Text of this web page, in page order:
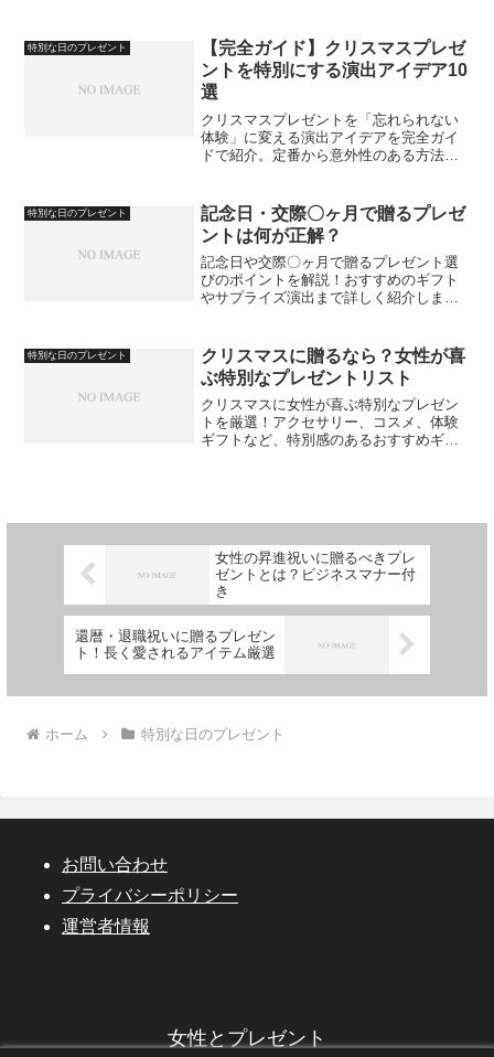
特別な日のプレゼント
【完全ガイド】クリスマスプレゼ
ントを特別にする演出アイデア10
選
クリスマスプレゼントを「忘れられない
体験」に変える演出アイデアを完全ガイ
ドで紹介。定番から意外性のある方法ま
特別な日のプレゼント
記念日・交際〇ヶ月で贈るプレゼ
ントは何が正解？
記念日や交際〇ヶ月で贈るプレゼント選
びのポイントを解説！おすすめのギフト
やサプライズ演出まで詳しく紹介しま
特別な日のプレゼント
クリスマスに贈るなら？女性が喜
ぶ特別なプレゼントリスト
クリスマスに女性が喜ぶ特別なプレゼン
トを厳選！アクセサリー、コスメ、体験
ギフトなど、特別感のあるおすすめギフ
女性の昇進祝いに贈るべきプレ
ゼントとは？ビジネスマナー付
き
還暦・退職祝いに贈るプレゼン
ト！長く愛されるアイテム厳選
ホーム 特別な日のプレゼント
お問い合わせ
プライバシーポリシー
運営者情報
女性とプレゼント